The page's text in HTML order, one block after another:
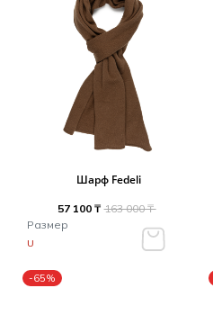
Шарф Fedeli
57 100 ₸ 163 000 ₸
Размер
U
-65%